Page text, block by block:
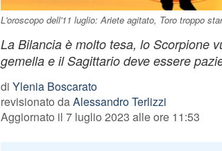
L'oroscopo dell'11 luglio: Ariete agitato, Toro troppo
La Bilancia è molto tesa, lo Scorpione
gemella e il Sagittario deve essere
di Ylenia Boscarato
revisionato daAlessandro Terlizzi
Aggiornato il 7 luglio 2023 alle ore 11:53